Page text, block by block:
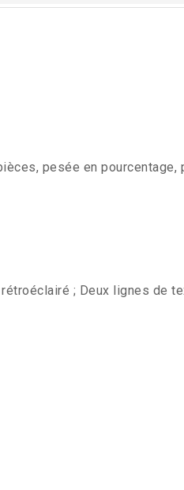
pesée en pourcentage,
; Deux lignes de